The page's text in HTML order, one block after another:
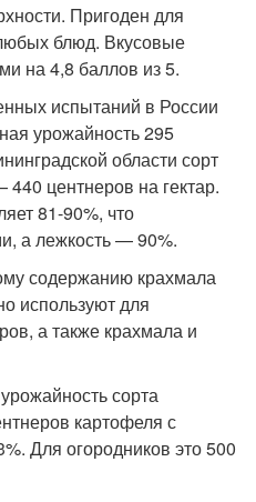
Пригоден для
блюд. Вкусовые
на 4,8 баллов из 5.
испытаний в России
урожайность 295
области сорт
центнеров на гектар.
81-90%, что
а лежкость — 90%.
содержанию крахмала
используют для
а также крахмала и
сорта
картофеля с
Для огородников это 500